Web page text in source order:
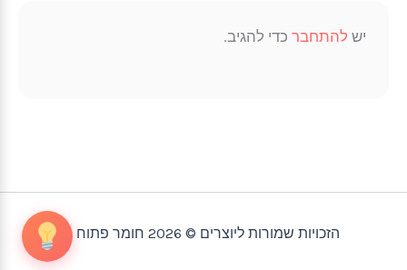
יש להתחבר כדי להגיב.
הזכויות שמורות ליוצרים © 2026 חומר פתוח |